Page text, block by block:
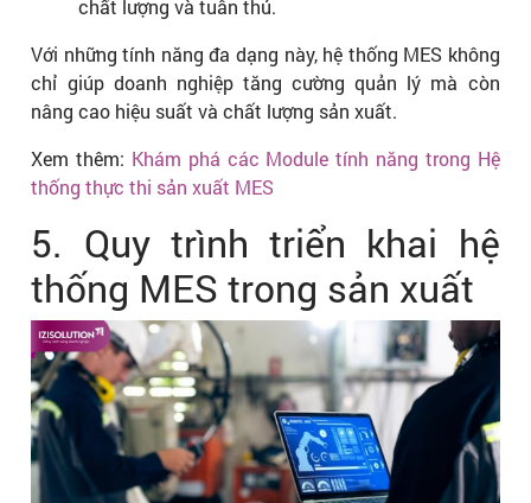
chất lượng và tuân thủ.
Với những tính năng đa dạng này, hệ thống MES không
chỉ giúp doanh nghiệp tăng cường quản lý mà còn
nâng cao hiệu suất và chất lượng sản xuất.
Xem thêm: Khám phá các Module tính năng trong Hệ
thống thực thi sản xuất MES
5. Quy trình triển khai hệ
thống MES trong sản xuất